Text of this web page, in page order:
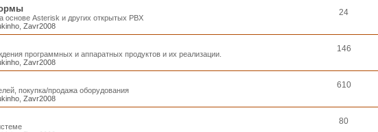
основе Asterisk и других открытых PBX
, Zavr2008
24
программных и аппаратных продуктов и их реализации.
, Zavr2008
146
покупка/продажа оборудования
, Zavr2008
610
80